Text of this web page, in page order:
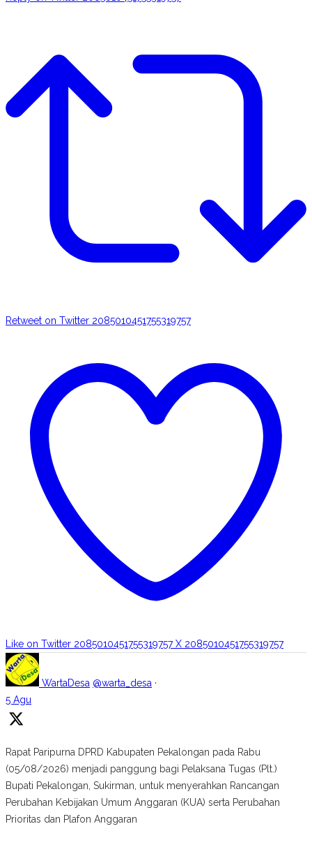
Retweet on Twitter 2085010451755319757
Like on Twitter 2085010451755319757 X 2085010451755319757
WartaDesa @warta_desa ·
5 Agu
Rapat Paripurna DPRD Kabupaten Pekalongan pada Rabu
(05/08/2026) menjadi panggung bagi Pelaksana Tugas (Plt.)
Bupati Pekalongan, Sukirman, untuk menyerahkan Rancangan
Perubahan Kebijakan Umum Anggaran (KUA) serta Perubahan
Prioritas dan Plafon Anggaran